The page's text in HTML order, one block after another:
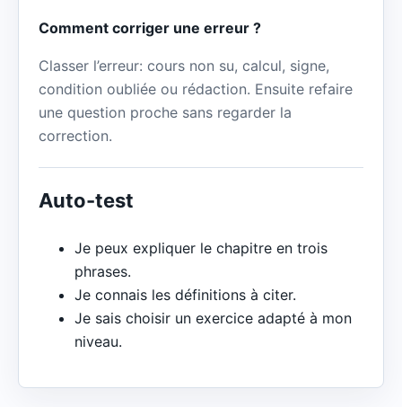
Comment corriger une erreur ?
Classer l’erreur: cours non su, calcul, signe,
condition oubliée ou rédaction. Ensuite refaire
une question proche sans regarder la
correction.
Auto-test
Je peux expliquer le chapitre en trois
phrases.
Je connais les définitions à citer.
Je sais choisir un exercice adapté à mon
niveau.